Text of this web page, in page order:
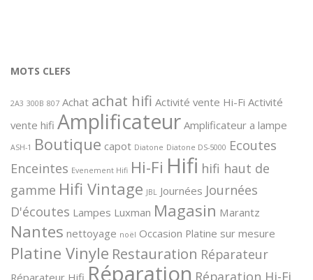
MOTS CLEFS
2A3 300B 807 Achat achat hifi Activité vente Hi-Fi Activité
vente hifi Amplificateur Amplificateur a lampe
ASH-1 Boutique capot Diatone Diatone DS-5000 Ecoutes
Enceintes Evenement Hifi Hi-Fi Hifi hifi haut de
gamme Hifi Vintage JBL Journées Journées
D'écoutes Lampes Luxman Magasin Marantz
Nantes nettoyage noël Occasion Platine sur mesure
Platine Vinyle Restauration Réparateur
Réparateur Hifi Réparation Réparation Hi-Fi